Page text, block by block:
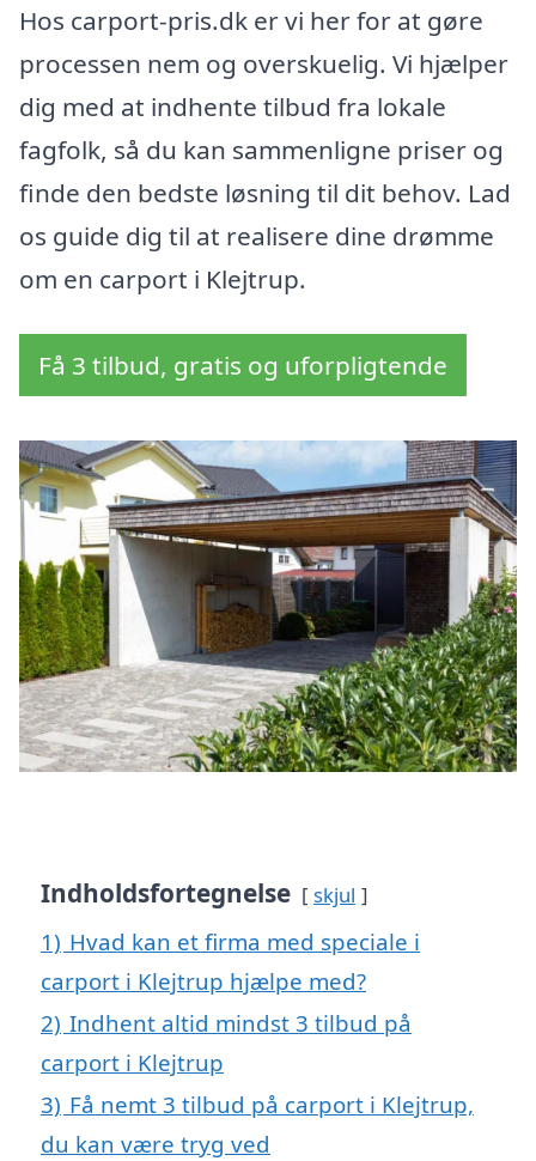
Hos carport-pris.dk er vi her for at gøre
processen nem og overskuelig. Vi hjælper
dig med at indhente tilbud fra lokale
fagfolk, så du kan sammenligne priser og
finde den bedste løsning til dit behov. Lad
os guide dig til at realisere dine drømme
om en carport i Klejtrup.
Få 3 tilbud, gratis og uforpligtende
Indholdsfortegnelse skjul
1) Hvad kan et firma med speciale i
carport i Klejtrup hjælpe med?
2) Indhent altid mindst 3 tilbud på
carport i Klejtrup
3) Få nemt 3 tilbud på carport i Klejtrup,
du kan være tryg ved